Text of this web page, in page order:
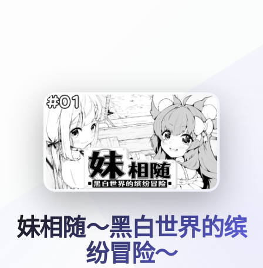
妹相随～黑白世界的缤
纷冒险～